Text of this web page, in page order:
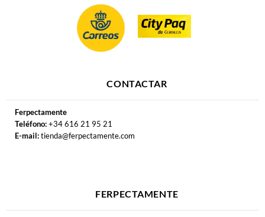
CONTACTAR
Ferpectamente
Teléfono:+34 616 21 95 21
E-mail:tienda@ferpectamente.com
FERPECTAMENTE